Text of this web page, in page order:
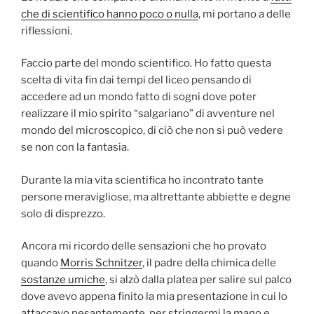
che di scientifico hanno poco o nulla, mi portano a delle
riflessioni.
Faccio parte del mondo scientifico. Ho fatto questa
scelta di vita fin dai tempi del liceo pensando di
accedere ad un mondo fatto di sogni dove poter
realizzare il mio spirito “salgariano” di avventure nel
mondo del microscopico, di ciò che non si può vedere
se non con la fantasia.
Durante la mia vita scientifica ho incontrato tante
persone meravigliose, ma altrettante abbiette e degne
solo di disprezzo.
Ancora mi ricordo delle sensazioni che ho provato
quando Morris Schnitzer, il padre della chimica delle
sostanze umiche, si alzò dalla platea per salire sul palco
dove avevo appena finito la mia presentazione in cui lo